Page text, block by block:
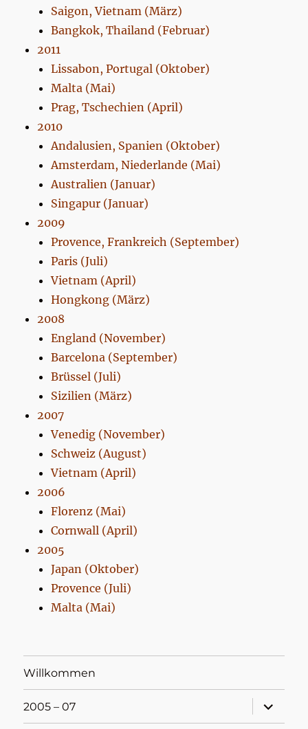
Saigon, Vietnam (März)
Bangkok, Thailand (Februar)
2011
Lissabon, Portugal (Oktober)
Malta (Mai)
Prag, Tschechien (April)
2010
Andalusien, Spanien (Oktober)
Amsterdam, Niederlande (Mai)
Australien (Januar)
Singapur (Januar)
2009
Provence, Frankreich (September)
Paris (Juli)
Vietnam (April)
Hongkong (März)
2008
England (November)
Barcelona (September)
Brüssel (Juli)
Sizilien (März)
2007
Venedig (November)
Schweiz (August)
Vietnam (April)
2006
Florenz (Mai)
Cornwall (April)
2005
Japan (Oktober)
Provence (Juli)
Malta (Mai)
Willkommen
2005 – 07
öffnen